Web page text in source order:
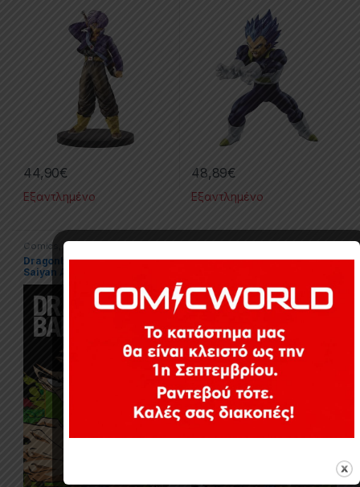
44,90€
Εξαντλημένο
48,89€
Εξαντλημένο
Comics Dragonball
Dragonball: Full Color Vol.1:
Saiyan Arc (TP)
Dragonball: Full Color Vol.2: